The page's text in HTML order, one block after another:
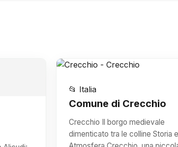
📂 Italia
Comune di Crecchio
Crecchio Il borgo medievale
dimenticato tra le colline Storia e